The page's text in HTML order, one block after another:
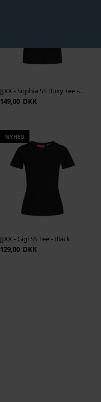
JJXX - Sophia SS Boxy Tee - Black
149,00 DKK
NYHED
JJXX - Gigi SS Tee - Black
129,00 DKK